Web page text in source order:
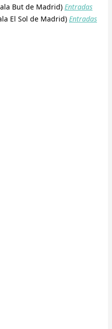
But de Madrid) Entradas
El Sol de Madrid) Entradas